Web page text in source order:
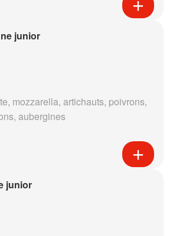
junior
mozzarella, artichauts, poivrons,
aubergines
junior